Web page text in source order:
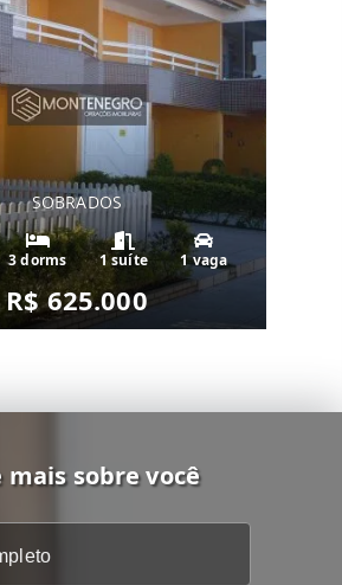
SOBRADOS
3 dorms 1 suíte 1 vaga
R$ 625.000
mais sobre você